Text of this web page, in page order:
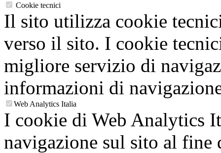
Cookie tecnici
Il sito utilizza cookie
verso il sito. I cookie
migliore servizio di
informazioni di
Web Analytics Italia
I cookie di Web Analytics
navigazione sul sito al